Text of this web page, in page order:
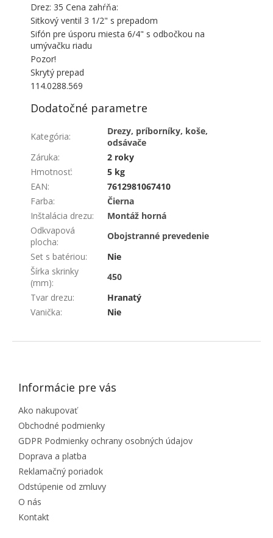
Drez: 35 Cena zahŕňa:
Sitkový ventil 3 1/2" s prepadom
Sifón pre úsporu miesta 6/4" s odbočkou na
umývačku riadu
Pozor!
Skrytý prepad
114.0288.569
Dodatočné parametre
Kategória:
Drezy, príborníky, koše,
odsávače
Záruka:
2 roky
Hmotnosť:
5 kg
EAN:
7612981067410
Farba:
Čierna
Inštalácia drezu:
Montáž horná
Odkvapová
plocha:
Obojstranné prevedenie
Set s batériou:
Nie
Šírka skrinky
(mm):
450
Tvar drezu:
Hranatý
Vanička: Nie
ZÁPÄTIE
Informácie pre vás
Ako nakupovať
Obchodné podmienky
GDPR Podmienky ochrany osobných údajov
Doprava a platba
Reklamačný poriadok
Odstúpenie od zmluvy
O nás
Kontakt